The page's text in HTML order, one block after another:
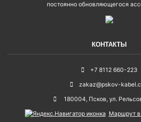
постоянно обновляющегося
КОНТАКТЫ
+7 8112 660-223
zakaz@pskov-
180004, Псков, ул.
Маршрут в